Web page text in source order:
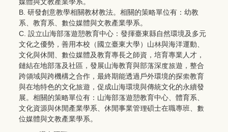
B. 研發創意教學相關教材教法。相關的策略單位有：幼教
系、教育系、數位媒體與文教產業學系。
C. 設立山海部落遊憩教育中心：發揮臺東縣自然環境及多元
文化之優勢，善用本校（國立臺東大學）山林與海洋運動、
文化與休閒、數位媒體及教育專長之師資，培育專業人才，
鏈結在地部落及社區，發展山海教育與部落深度旅遊，整合
跨領域與跨機構之合作，最終期能透過戶外環境的探索教育
與在地特色的文化旅遊，促成山海環境與傳統文化的永續發
展。相關的策略單位有：山海部落遊憩教育中心、體育系、
文化資源與休閒產業學系、休閒事業管理碩士在職專班、數
位媒體與文教產業學系。